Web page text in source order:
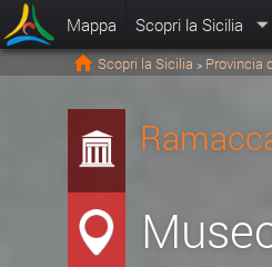
Mappa Scopri la Sicilia
Scopri la Sicilia > Provincia